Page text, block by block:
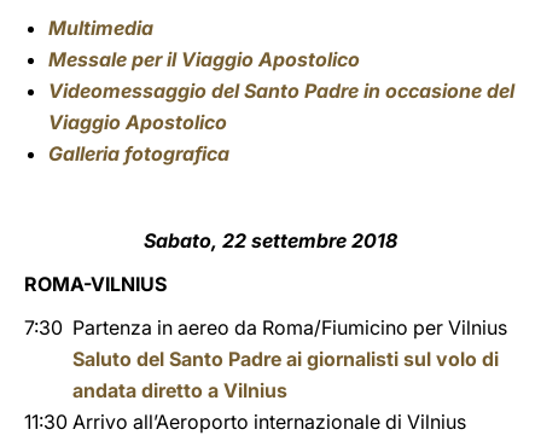
Multimedia
Messale per il Viaggio Apostolico
Videomessaggio del Santo Padre in occasione del
Viaggio Apostolico
Galleria fotografica
Sabato, 22 settembre 2018
ROMA-VILNIUS
7:30 Partenza in aereo da Roma/Fiumicino per Vilnius
Saluto del Santo Padre ai giornalisti sul volo di
andata diretto a Vilnius
11:30 Arrivo all’Aeroporto internazionale di Vilnius